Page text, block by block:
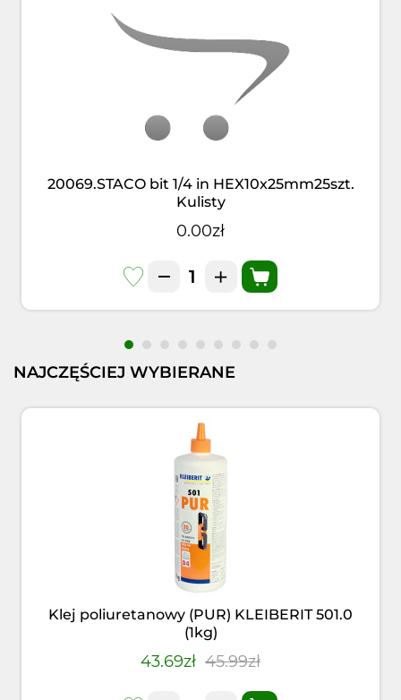
20069.STACO bit 1/4 in HEX10x25mm25szt.
Kulisty
0.00zł
NAJCZĘŚCIEJ WYBIERANE
Klej poliuretanowy (PUR) KLEIBERIT 501.0
(1kg)
43.69zł 45.99zł